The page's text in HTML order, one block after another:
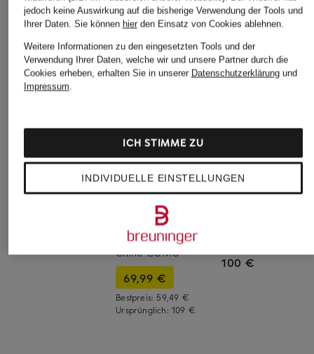
+Aktionsrabatt
LES DEUX
Chino COMO
69,99 €
Bestpreis: 59,49 €
Ursprünglich: 109 €
100 €
jedoch keine Auswirkung auf die bisherige Verwendung der Tools und
Ihrer Daten. Sie können hierden Einsatz von Cookies ablehnen.
Weitere Informationen zu den eingesetzten Tools und der
Verwendung Ihrer Daten, welche wir und unsere Partner durch die
Cookies erheben, erhalten Sie in unserer Datenschutzerklärungund
Impressum.
INDIVIDUELLE EINSTELLUNGEN
ICH STIMME ZU